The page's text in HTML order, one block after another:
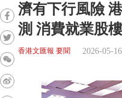
濟有下行風險
測 消費就業股
香港文匯報 要聞 2026-05-16